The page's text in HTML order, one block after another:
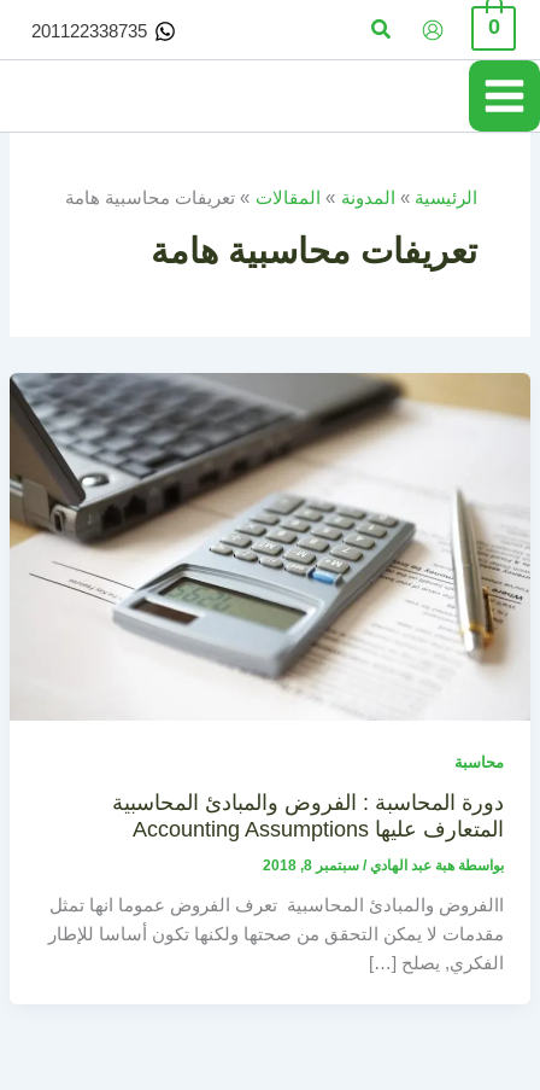
تخطي
المحتوى
0 البحث 201122338735
الرئيسية المدونة المقالات تعريفات محاسبية هامة
تعريفات محاسبية هامة
محاسبة
دورة المحاسبة : الفروض والمبادئ المحاسبية
المتعارف عليها Accounting Assumptions
بواسطة هبة عبد الهادي/ سبتمبر 8, 2018
االفروض والمبادئ المحاسبية تعرف الفروض عموما انها تمثل
مقدمات لا يمكن التحقق من صحتها ولكنها تكون أساسا للإطار
الفكري, يصلح […]